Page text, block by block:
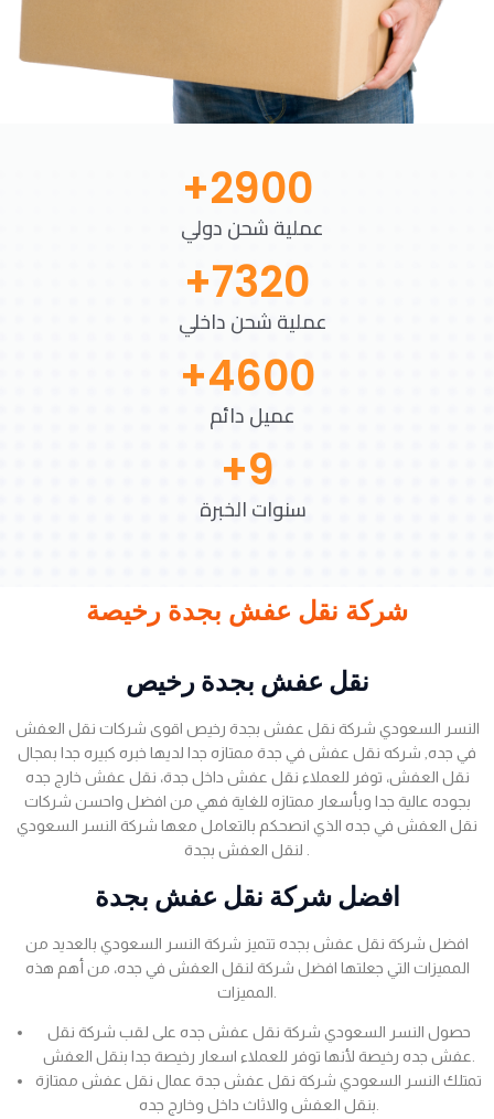
+2900
عملية شحن دولي
+7320
عملية شحن داخلي
+4600
عميل دائم
+9
سنوات الخبرة
شركة نقل عفش بجدة رخيصة
نقل عفش بجدة رخيص
النسر السعودي شركة نقل عفش بجدة رخيص اقوى شركات نقل العفش
في جده, شركه نقل عفش في جدة ممتازه جدا لديها خبره كبيره جدا بمجال
نقل العفش، توفر للعملاء نقل عفش داخل جدة، نقل عفش خارج جده
بجوده عالية جدا وبأسعار ممتازه للغاية فهي من افضل واحسن شركات
نقل العفش في جده الذي انصحكم بالتعامل معها شركة النسر السعودي
افضل شركة نقل عفش بجدة
افضل شركة نقل عفش بجده تتميز شركة النسر السعودي بالعديد من
المميزات التي جعلتها افضل شركة لنقل العفش في جده، من أهم هذه
حصول النسر السعودي شركة نقل عفش جده على لقب شركة نقل
تمتلك النسر السعودي شركة نقل عفش جدة عمال نقل عفش ممتازة